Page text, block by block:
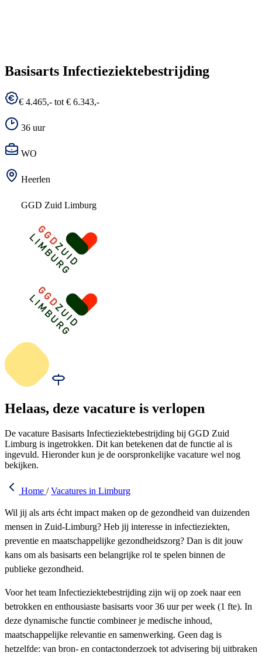
Basisarts Infectieziektebestrijding
€ 4.465,- tot € 6.343,-
36 uur
WO
Heerlen
GGD Zuid Limburg
Helaas, deze vacature is verlopen
De vacature Basisarts Infectieziektebestrijding bij GGD Zuid
Limburg is ingetrokken. Dit kan betekenen dat de functie al is
ingevuld. Hieronder kun je de oorspronkelijke vacature wel nog
bekijken.
Home / Vacatures in Limburg
Wil jij als arts écht impact maken op de gezondheid van duizenden
mensen in Zuid-Limburg? Heb jij interesse in infectieziekten,
preventie en maatschappelijke gezondheidszorg? Dan is dit jouw
kans om als basisarts een belangrijke rol te spelen binnen de
publieke gezondheid.
Voor het team Infectieziektebestrijding zijn wij op zoek naar een
betrokken en enthousiaste basisarts voor 36 uur per week (1 fte). In
deze dynamische functie combineer je medische inhoud,
maatschappelijke relevantie en samenwerking. Geen dag is
hetzelfde: van bron- en contactonderzoek tot advisering bij uitbraken